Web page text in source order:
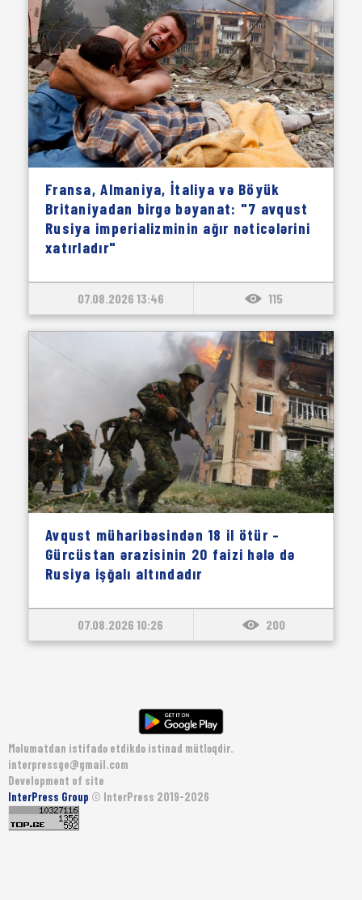
Fransa, Almaniya, İtaliya və Böyük
Britaniyadan birgə bəyanat: "7 avqust
Rusiya imperializminin ağır nəticələrini
xatırladır"
07.08.2026 13:46 115
Avqust müharibəsindən 18 il ötür –
Gürcüstan ərazisinin 20 faizi hələ də
Rusiya işğalı altındadır
07.08.2026 10:26 200
Məlumatdan istifadə etdikdə istinad mütləqdir.
interpressge@gmail.com
Development of site
InterPress Group © InterPress 2019-2026